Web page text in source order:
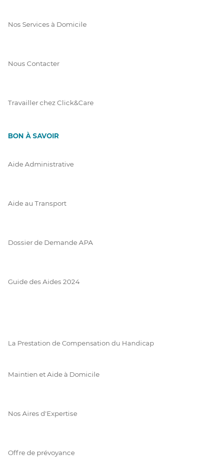
Nos Services à Domicile
Nous Contacter
Travailler chez Click&Care
BON À SAVOIR
Aide Administrative
Aide au Transport
Dossier de Demande APA
Guide des Aides 2024
La Prestation de Compensation du Handicap
Maintien et Aide à Domicile
Nos Aires d'Expertise
Offre de prévoyance